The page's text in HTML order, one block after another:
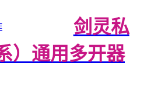
剑灵私
）通用多开器